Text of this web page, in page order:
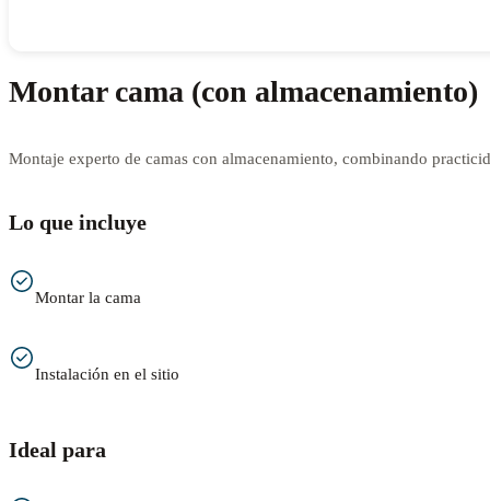
Montar cama (con almacenamiento)
Montaje experto de camas con almacenamiento, combinando
Lo que incluye
Montar la cama
Instalación en el sitio
Ideal para